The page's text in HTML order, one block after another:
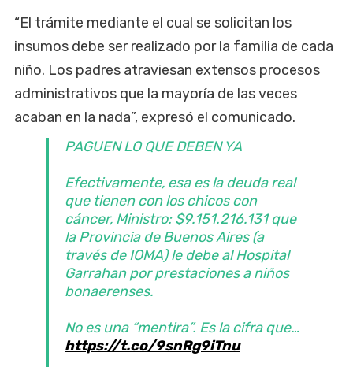
“El trámite mediante el cual se solicitan los
insumos debe ser realizado por la familia de cada
niño. Los padres atraviesan extensos procesos
administrativos que la mayoría de las veces
acaban en la nada”, expresó el comunicado.
PAGUEN LO QUE DEBEN YA
Efectivamente, esa es la deuda real
que tienen con los chicos con
cáncer, Ministro: $9.151.216.131 que
la Provincia de Buenos Aires (a
través de IOMA) le debe al Hospital
Garrahan por prestaciones a niños
bonaerenses.
No es una “mentira”. Es la cifra que…
https://t.co/9snRg9iTnu